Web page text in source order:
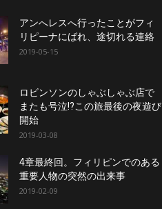
マ
アンへレスへ行ったことがフィ
リピーナにばれ、途切れる連絡
2019-05-15
ロビンソンのしゃぶしゃぶ店で
またも号泣!?この旅最後の夜遊び
開始
2019-03-08
4章最終回。フィリピンでのある
重要人物の突然の出来事
2019-02-09